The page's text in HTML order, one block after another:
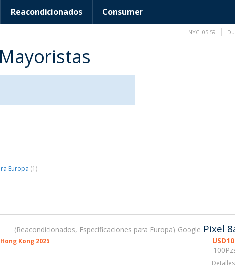
Reacondicionados Consumer
Europa (1)
Reacondicionados, Especificaciones para Europa Google Pixel
USD
Kong 2026
Detalles
NYC 05:59